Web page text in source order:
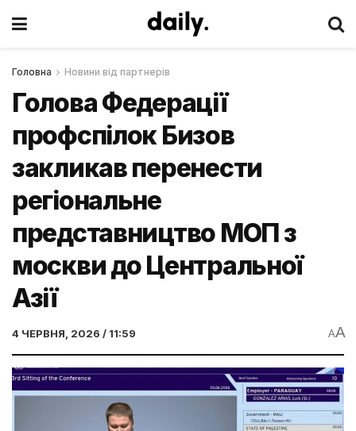
Головна Новини від партнерів
Голова Федерації
профспілок Бизов
закликав перенести
регіональне
представництво МОП з
москви до Центральної
Азії
4 ЧЕРВНЯ, 2026 / 11:59 AA